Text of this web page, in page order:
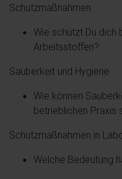
Schutzmaßnahmen
Wie schützt Du dich
Arbeitsstoffen?
Sauberkeit und Hygiene
Wie können
betrieblichen Praxis
Schutzmaßnahmen in
Welche Bedeutung